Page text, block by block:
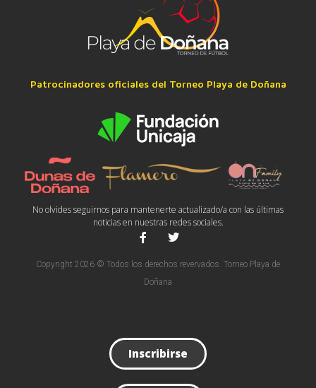
Patrocinadores oficiales del Torneo Playa de Doñana
No olvides seguirnos para mantenerte actualizado/a con las últimas
noticias en nuestras redes sociales.
Copyright 2026 © Todos los derechos revervados. Torneo Playa de
Doñana
Inscribirse